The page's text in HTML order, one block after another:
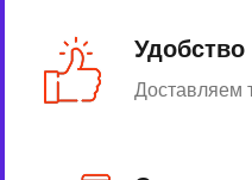
Удобство
Доставляем